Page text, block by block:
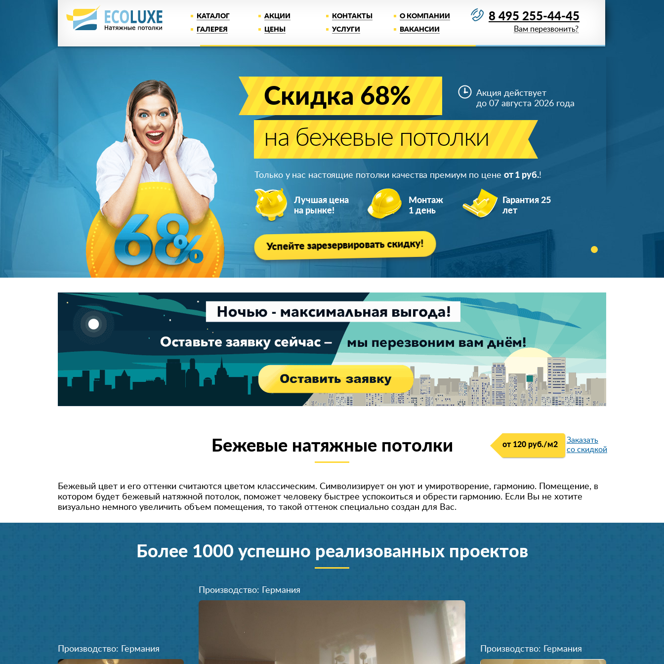
КАТАЛОГ АКЦИИ КОНТАКТЫ
О КОМПАНИИ
ГАЛЕРЕЯ
ЦЕНЫ УСЛУГИ ВАКАНСИИ
8 495 255-44-45
Вам перезвонить?
Скидка 68%
на бежевые потолки
Акция действует
до 07 августа 2026 года
Только у нас настоящие потолки качества премиум по цене от 1 руб.!
Лучшая цена
на рынке!
Монтаж
1 день
Гарантия 25
лет
Успейте зарезервировать скидку!
от 120 руб./м2
Заказать
со скидкой
Бежевые натяжные потолки
Бежевый цвет и его оттенки считаются цветом классическим. Символизирует он уют и умиротворение, гармонию. Помещение, в
котором будет бежевый натяжной потолок, поможет человеку быстрее успокоиться и обрести гармонию. Если Вы не хотите
визуально немного увеличить объем помещения, то такой оттенок специально создан для Вас.
Более 1000 успешно реализованных проектов
Производство: Германия
Производство: Германия
Производство: Германия
Производство: Германия
Производство: Германия